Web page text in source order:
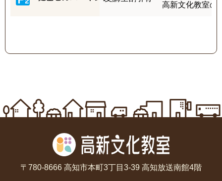
高新文化教室の
〒780-8666 高知市本町3丁目3-39 高知放送南館4階